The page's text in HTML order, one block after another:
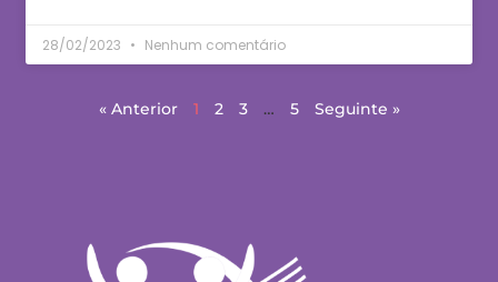
28/02/2023 Nenhum comentário
« Anterior 1 2 3 … 5 Seguinte »